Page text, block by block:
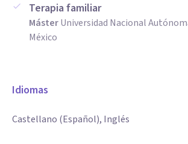
Terapia familiar
MásterUniversidad Nacional
México
Idiomas
Castellano (Español), Inglés